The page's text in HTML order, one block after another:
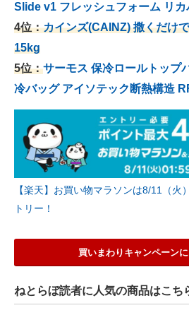
Slide v1 フレッシュフォーム リカ
4位：カインズ(CAINZ) 撒くだけ
15kg
5位：サーモス 保冷ロールトップ
冷バッグ アイソテック断熱構造
【楽天】お買い物マラソンは8/11（火
トリー！
買いまわりキャンペーン
ねとらぼ読者に人気の商品はこち